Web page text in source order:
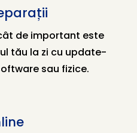
de important este
tău la zi cu update-
sau fizice.